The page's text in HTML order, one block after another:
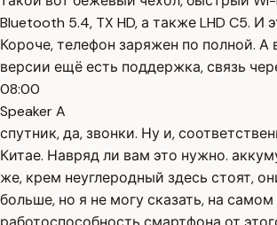
Bluetooth 5.4, TX HD, а также LHD C5. И
Короче, телефон заряжен по полной. А
версии ещё есть поддержка, связь
08:00
Speaker A
спутник, да, звонки. Ну и,
Китае. Навряд ли вам это нужно.
же, крем неуглеродный здесь стоят,
больше, но я не могу сказать, на самом